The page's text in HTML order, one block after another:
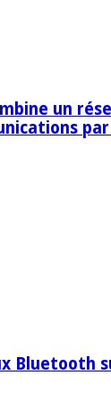
un
Bluetooth